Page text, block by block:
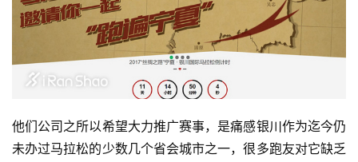
精
运
集
他们公司之所以希望大力推广赛事，是痛感银川作为迄今仍
未办过马拉松的少数几个省会城市之一，很多跑友对它缺乏